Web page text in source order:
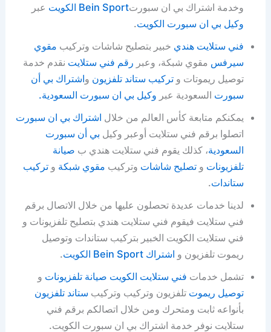
وخدمة اشتراك بي ان سبورتBein Sport الكويت
عبر
وكيل بي ان سبورت الكويت.
فني ستلايت هندي خبير بتصليح شاشات وتركيب مقوي
سيرفس مقوي شبكة، وعبر رقم فني ستلايت نقدم خدمة
توصيل ريموتات وتركيب ستاند تلفزيون واشتراك بي أن
سبورت السعودية عبر وكيل بي ان سبورت السعودية.
يمكنكم متابعة كأس العالم من خلال اشتراك بي ان سبورت
اتصلوا برقم فني ستلايت أوعبر وكيل بي أن سبورت
السعودية، كذلك يقوم فني ستلايت هندي ب صيانة
تلفزيونات وتصليح شاشات وتركيب مقوي شبكة وتركيب
ستاندات.
لدينا خدمات عديدة تحصلون عليها من خلال الاتصال برقم
فني ستلايت فيقوم فني ستلايت هندي بتصليح تلفزيونات و
فني ستلايت الكويت الخبير بتركيب ستاندات وتوصيل
ريموت تلفزيون و اشتراك Bein Sport الكويت
.
تشمل خدمات فني ستلايت الكويت صيانة تلفزيونات و
توصيل ريموت تلفزيون وتركيب وتركيب ستاند تلفزيون
بأنواعه ثابت ومتحرك ومن خلال اتصالكم برقم فني
ستلايت نوفر خدمة اشتراك بي ان سبورت الكويت.